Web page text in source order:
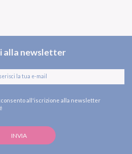
alla newsletter
all'iscrizione alla newsletter